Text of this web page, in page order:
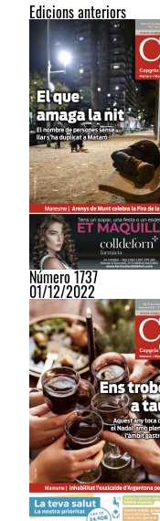
Edicions anteriors
Número 1737
01/12/2022